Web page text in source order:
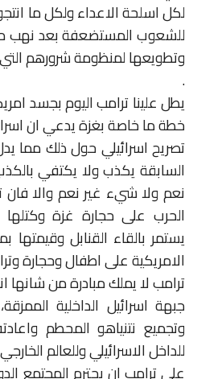
لكل اسلحة الاعداء ولكل ما
للشعوب المستضعفة بعد نهب
وتطويعها لمنظومة شرورهم
.
يطل علينا ترامب اليوم بجسد
خطة ما خاصة بغزة يدعي ان
تصريح اسرائيلي حول ذلك مما
السابقة يكذب ولا يكتفي
نعم ولا شيء غير نعم والا فان
الحرب على حجارة غزة
يستمر بالقاء القنابل وقيمتها
الامريكية على اطفال وحجارة
ترامب لا يملك مبادرة من شانها
جبهة اسرائيل الداخلية
وتجميع نتنياهو المحطم
للداخل الاسرائيلي وللعالم
على ترامب ان يحترم المجتمع